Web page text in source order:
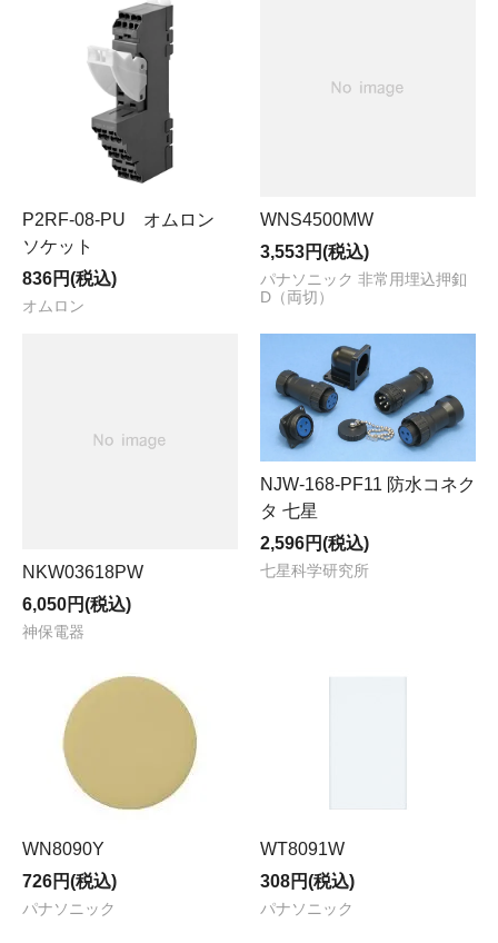
P2RF-08-PU オムロン
ソケット
836円(税込)
オムロン
WNS4500MW
3,553円(税込)
パナソニック 非常用埋込押釦
D（両切）
NKW03618PW
6,050円(税込)
神保電器
NJW-168-PF11 防水コネク
タ 七星
2,596円(税込)
七星科学研究所
WN8090Y
726円(税込)
パナソニック
WT8091W
308円(税込)
パナソニック